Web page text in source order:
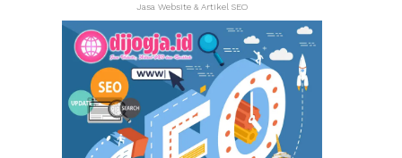
Jasa Website & Artikel SEO